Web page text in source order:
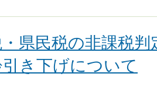
県民税の非課税
き下げについて